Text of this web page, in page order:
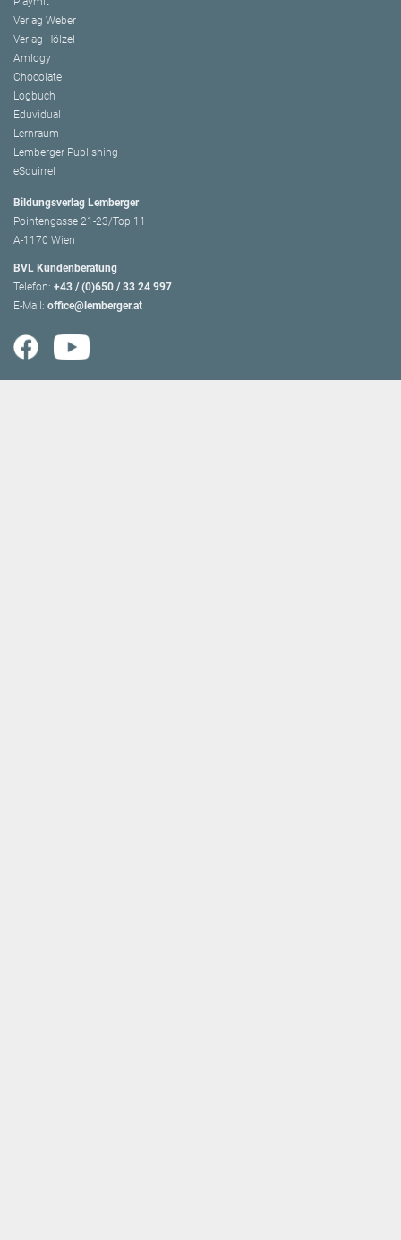
Verlag Weber
Verlag Hölzel
Amlogy
Chocolate
Logbuch
Eduvidual
Lernraum
Lemberger Publishing
eSquirrel
Bildungsverlag Lemberger
Pointengasse 21-23/Top 11
A-1170 Wien
BVL Kundenberatung
Telefon: +43 / (0)650 / 33 24 997
E-Mail: office@lemberger.at